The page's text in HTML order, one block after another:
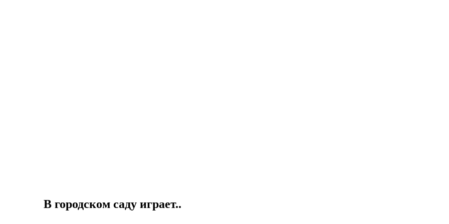
В городском саду играет..